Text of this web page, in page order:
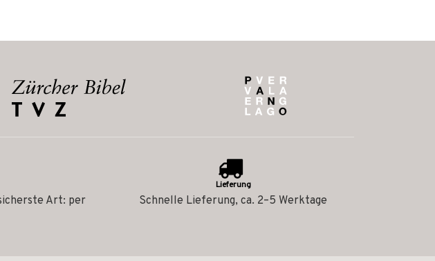
Art: per
Lieferung
Schnelle Lieferung, ca. 2–5 Werktage